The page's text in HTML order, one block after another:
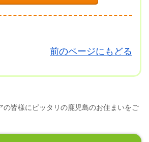
前のページにもどる
の皆様にピッタリの鹿児島のお住まいをご